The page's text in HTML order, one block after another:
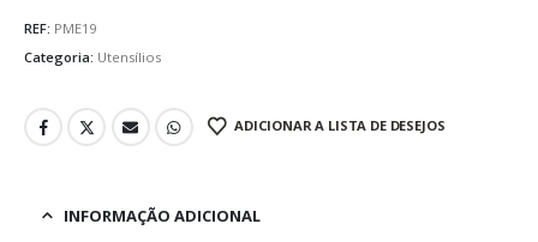
REF: PME19
Categoria: Utensílios
ADICIONAR A LISTA DE DESEJOS
INFORMAÇÃO ADICIONAL